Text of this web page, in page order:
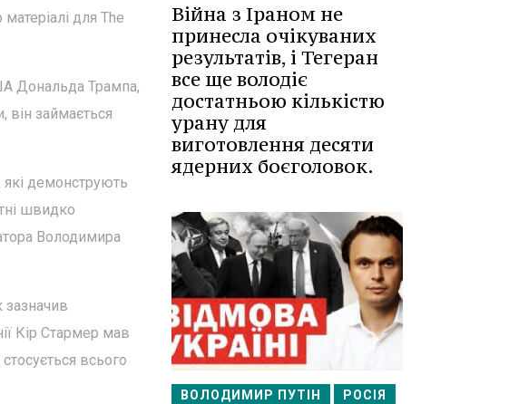
для The
Дональда Трампа,
він займається
демонструють
швидко
Володимира
зазначив
Кір Стармер мав
всього
Війна з Іраном не
принесла очікуваних
результатів, і Тегеран
все ще володіє
достатньою кількістю
урану для
виготовлення десяти
ядерних боєголовок.
ВОЛОДИМИР ПУТІН РОСІЯ